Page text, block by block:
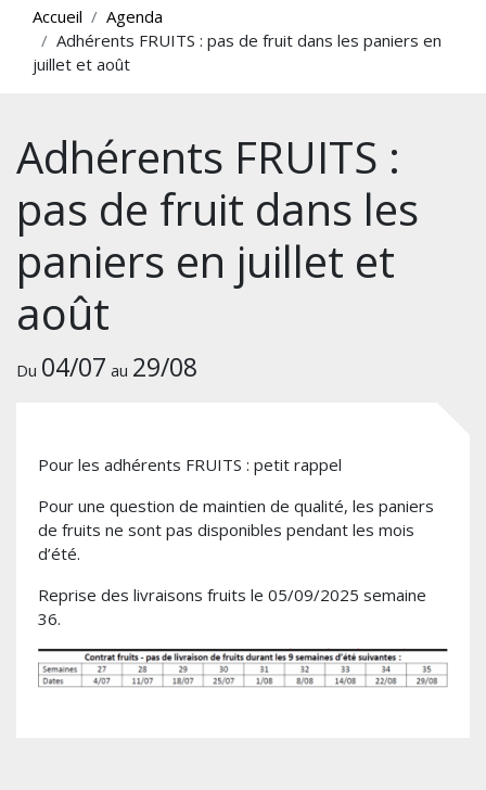
Accueil
Agenda
Adhérents FRUITS : pas de fruit dans les paniers en
juillet et août
Adhérents FRUITS :
pas de fruit dans les
paniers en juillet et
août
Du 04/07 au 29/08
Pour les adhérents FRUITS : petit rappel
Pour une question de maintien de qualité, les paniers
de fruits ne sont pas disponibles pendant les mois
d’été.
Reprise des livraisons fruits le 05/09/2025 semaine
36.